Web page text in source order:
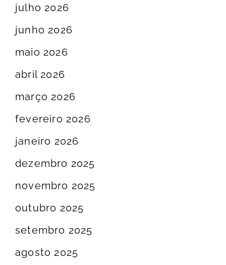
julho 2026
junho 2026
maio 2026
abril 2026
março 2026
fevereiro 2026
janeiro 2026
dezembro 2025
novembro 2025
outubro 2025
setembro 2025
agosto 2025